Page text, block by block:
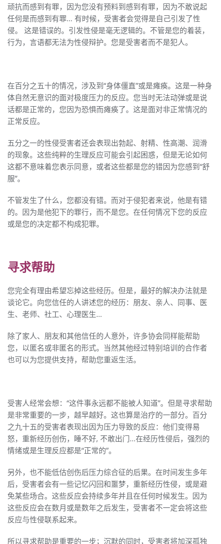
顽抗而感到有罪，因为您没有预料到感到有罪，因为不敢说起
任何是而感到有罪… 有时候，受害者会觉得是自己引发了性
侵。 这是错误的。引发性侵是毫无逻辑的。不管是您的着装，
行为，言语都无法为性侵辩护。您是受害者而不是犯人。
在百分之五十的情况，涉及到“身体僵直”或是瘫痪。这是一种身
体自然无意识的面对极度压力的反应。您当时无法动弹或是说
话都是正常的，您因为恐惧而瘫痪了。这是面对非正常情况的
正常反应。
五分之一的性侵受害者还会表现出勃起、射精、性高潮、润滑
的现象。这些纯粹的生理反应可能会引起困惑，但是无论如何
这都不意味着您表示同意，或者这些都是您的错因为您感到“舒
服”。
不管发生了什么，您都没有错。而对于侵犯者来说，他是有错
的。因为是他犯下的罪行，而不是您。在任何情况下您的反应
或是您的决定都不构成犯罪。
寻求帮助
您完全有理由希望忘掉这些经历。但是，最好的解决办法就是
谈论它。向您信任的人讲述您的经历：朋友、亲人、同事、医
生、老师、社工、心理医生…
除了家人、朋友和其他信任的人意外，许多协会同样能帮助
您，以匿名或非匿名的形式。当然其他经过特别培训的合作者
也可以为您提供支持，帮助您重返生活。
受害人经常会想：“这件事永远都不能被人知道”。但是寻求帮助
是非常重要的一步，越早越好。这也算是治疗的一部分。百分
之九十五的受害者表现出因为压力导致的反应：他们变得易
怒，重新经历创伤，睡不好, 不敢出门…在经历性侵后，强烈的
情绪或是生理反应都是“正常的”。
另外，也不能低估创伤后压力综合征的后果。在时间发生多年
后，受害者会有一些记忆闪回和噩梦，重新经历性侵，或是避
免某些场合。这些反应会持续多年并且在任何时候发生。因为
这些反应会在数月或是数年之后发生，受害者不一定会将这些
反应与性侵联系起来。
所以寻求帮助是重要的一步；沉默的同时，受害者将加深孤独